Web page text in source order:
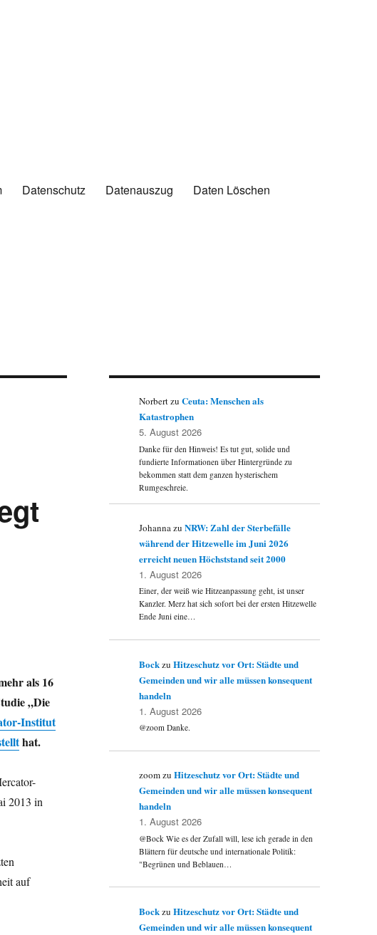
Datenschutz Datenauszug
Daten Löschen
als 16
„Die
Institut
hat.
2013 in
auf
NorbertzuCeuta: Menschen als
Katastrophen
5. August 2026
Danke für den Hinweis! Es tut gut, solide und
fundierte Informationen über Hintergründe zu
bekommen statt dem ganzen hysterischem
Rumgeschreie.
JohannazuNRW: Zahl der Sterbefälle
während der Hitzewelle im Juni 2026
erreicht neuen Höchststand seit 2000
1. August 2026
Einer, der weiß wie Hitzeanpassung geht, ist unser
Kanzler. Merz hat sich sofort bei der ersten Hitzewelle
Ende Juni eine…
BockzuHitzeschutz vor Ort: Städte und
Gemeinden und wir alle müssen konsequent
handeln
1. August 2026
@zoom Danke.
zoomzuHitzeschutz vor Ort: Städte und
Gemeinden und wir alle müssen konsequent
handeln
1. August 2026
@Bock Wie es der Zufall will, lese ich gerade in den
Blättern für deutsche und internationale Politik:
"Begrünen und Beblauen…
BockzuHitzeschutz vor Ort: Städte und
Gemeinden und wir alle müssen konsequent